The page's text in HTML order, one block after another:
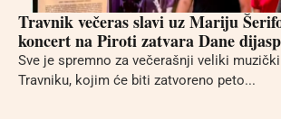
Travnik večeras slavi uz Mariju
koncert na Piroti zatvara Dane
Sve je spremno za večerašnji veliki
Travniku, kojim će biti zatvoreno peto...